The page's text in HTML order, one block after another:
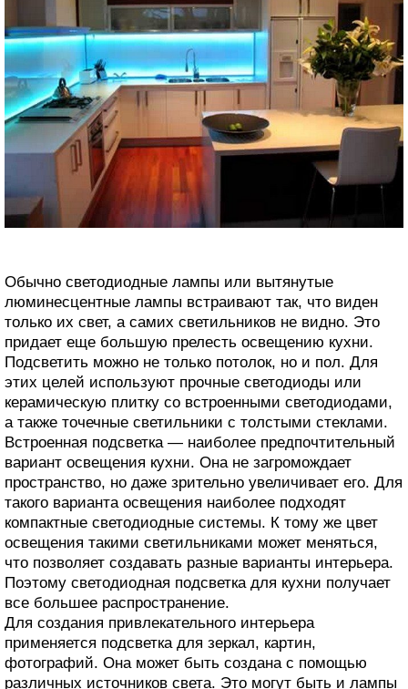
Обычно светодиодные лампы или вытянутые
люминесцентные лампы встраивают так, что виден
только их свет, а самих светильников не видно. Это
придает еще большую прелесть освещению кухни.
Подсветить можно не только потолок, но и пол. Для
этих целей используют прочные светодиоды или
керамическую плитку со встроенными светодиодами,
а также точечные светильники с толстыми стеклами.
Встроенная подсветка — наиболее предпочтительный
вариант освещения кухни. Она не загромождает
пространство, но даже зрительно увеличивает его. Для
такого варианта освещения наиболее подходят
компактные светодиодные системы. К тому же цвет
освещения такими светильниками может меняться,
что позволяет создавать разные варианты интерьера.
Поэтому светодиодная подсветка для кухни получает
все большее распространение.
Для создания привлекательного интерьера
применяется подсветка для зеркал, картин,
фотографий. Она может быть создана с помощью
различных источников света. Это могут быть и лампы